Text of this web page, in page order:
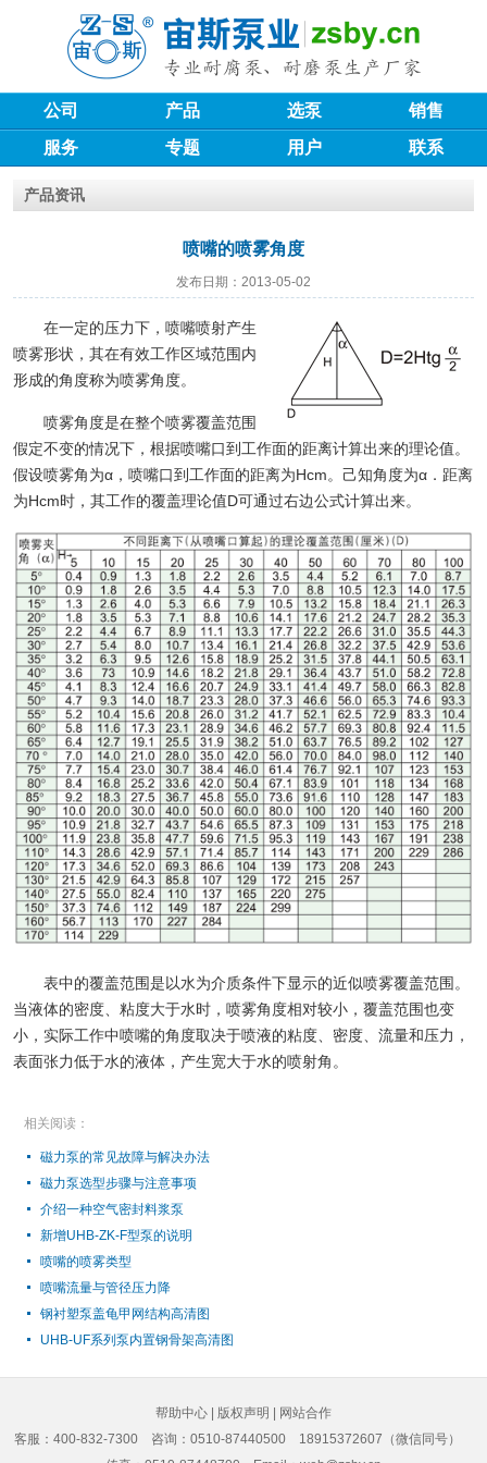
公司 产品 选泵
销售
服务
专题 用户 联系
产品资讯
喷嘴的喷雾角度
发布日期：2013-05-02
在一定的压力下，喷嘴喷射产生
喷雾形状，其在有效工作区域范围内
形成的角度称为喷雾角度。
喷雾角度是在整个喷雾覆盖范围
假定不变的情况下，根据喷嘴口到工作面的距离计算出来的理论值。
假设喷雾角为α，喷嘴口到工作面的距离为Hcm。己知角度为α．距离
为Hcm时，其工作的覆盖理论值D可通过右边公式计算出来。
表中的覆盖范围是以水为介质条件下显示的近似喷雾覆盖范围。
当液体的密度、粘度大于水时，喷雾角度相对较小，覆盖范围也变
小，实际工作中喷嘴的角度取决于喷液的粘度、密度、流量和压力，
表面张力低于水的液体，产生宽大于水的喷射角。
相关阅读：
磁力泵的常见故障与解决办法
磁力泵选型步骤与注意事项
介绍一种空气密封料浆泵
新增UHB-ZK-F型泵的说明
喷嘴的喷雾类型
喷嘴流量与管径压力降
钢衬塑泵盖龟甲网结构高清图
UHB-UF系列泵内置钢骨架高清图
帮助中心 | 版权声明 | 网站合作
客服：400-832-7300
咨询：0510-87440500 18915372607（微信同号）